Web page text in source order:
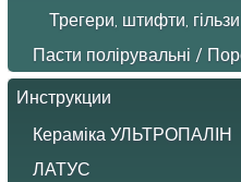
Трегери, штифти, гільзи
Пасти полірувальні /
Инструкции
Кераміка УЛЬТРОПАЛІН
ЛАТУС